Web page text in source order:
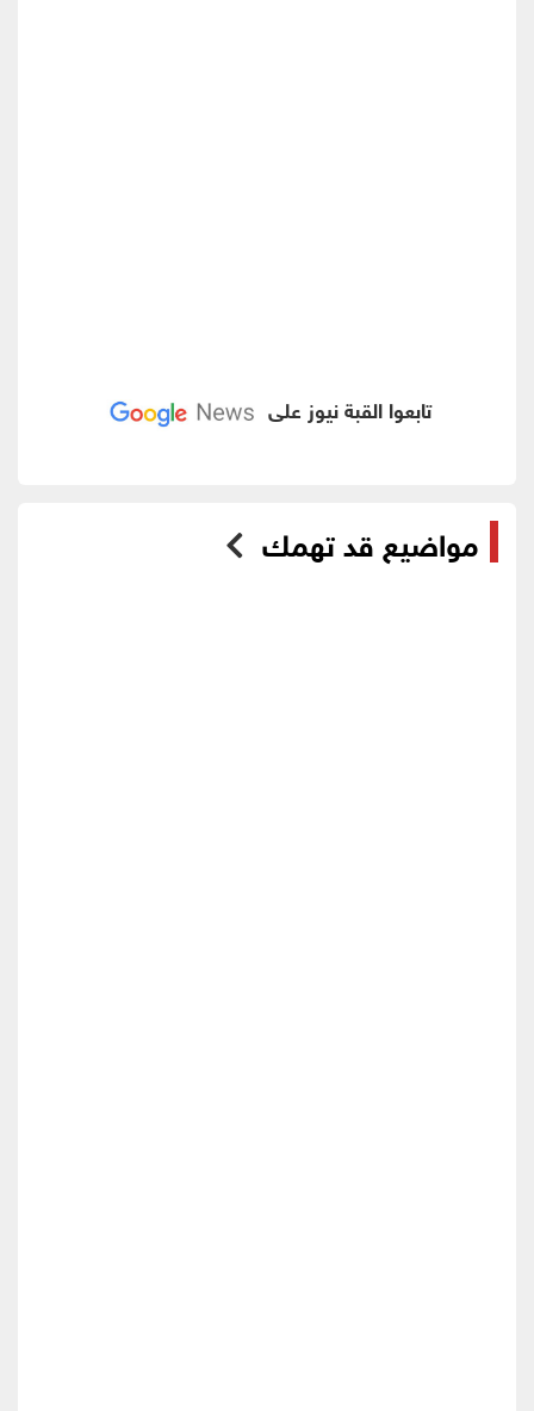
تابعوا القبة نيوز على
مواضيع قد تهمك